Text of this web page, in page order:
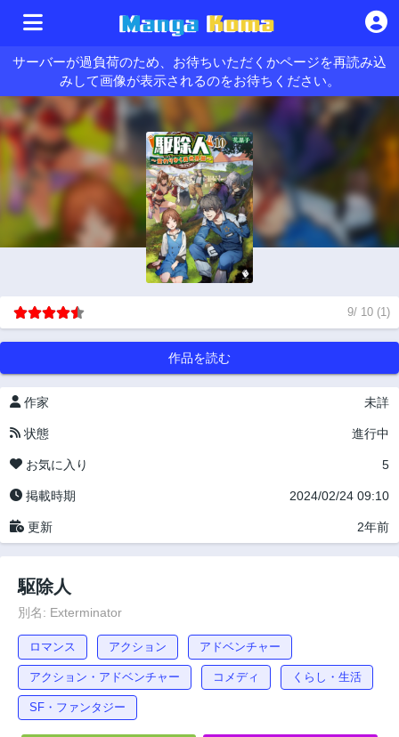
サーバーが過負荷のため、お待ちいただくかページを再読み込
みして画像が表示されるのをお待ちください。
9/ 10 (1)
作品を読む
作家 未詳
状態 進行中
お気に入り 5
掲載時期 2024/02/24 09:10
更新 2年前
駆除人
別名: Exterminator
ロマンス アクション アドベンチャー
アクション・アドベンチャー コメディ くらし・生活
SF・ファンタジー